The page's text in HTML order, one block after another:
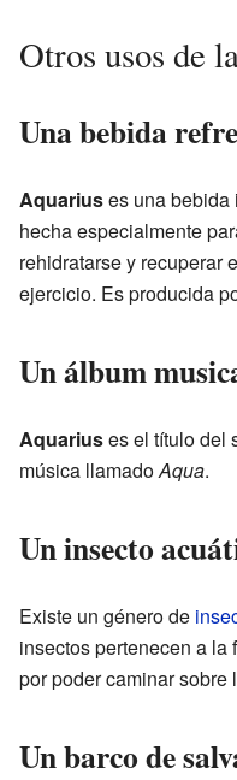
Otros usos de
Una bebida
Aquariuses una bebida
hecha especialmente
rehidratarse y recuperar
ejercicio. Es producida
Un álbum
Aquariuses el título del
música llamadoAqua.
Un insecto
Existe un género de
insectos pertenecen a la
por poder caminar sobre
Un barco de